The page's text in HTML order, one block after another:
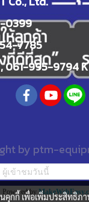
0399
7785
,061-995-9794
by ptm-
ผู้เข้าชมวันนี้
Powered by
นคุกกี้ เพื่อเพิ่มประสิทธิ